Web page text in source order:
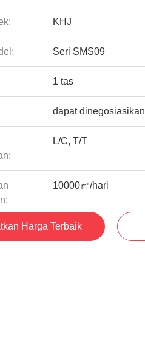
KHJ
Seri SMS09
1 tas
dapat dinegosiasikan
L/C, T/T
10000㎡/hari
Harga Terbaik